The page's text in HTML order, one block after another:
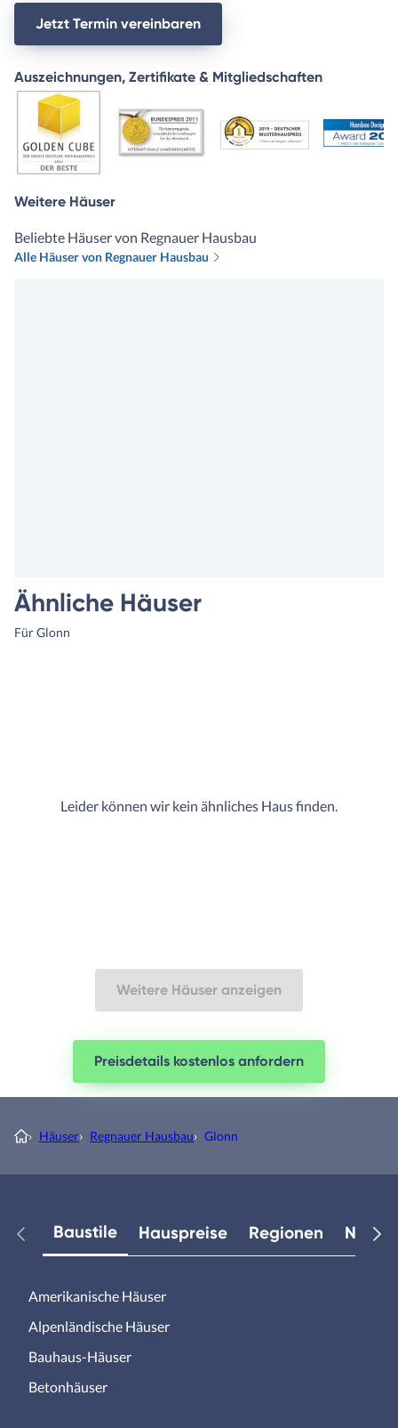
Jetzt Termin vereinbaren
Auszeichnungen, Zertifikate & Mitgliedschaften
Weitere Häuser
Beliebte Häuser von Regnauer Hausbau
Alle Häuser von Regnauer Hausbau
Ähnliche Häuser
Für Glonn
Leider können wir kein ähnliches Haus finden.
Weitere Häuser anzeigen
Preisdetails kostenlos anfordern
› Häuser› Regnauer Hausbau› Glonn
Baustile Hauspreise Regionen
Amerikanische Häuser
Alpenländische Häuser
Bauhaus-Häuser
Betonhäuser